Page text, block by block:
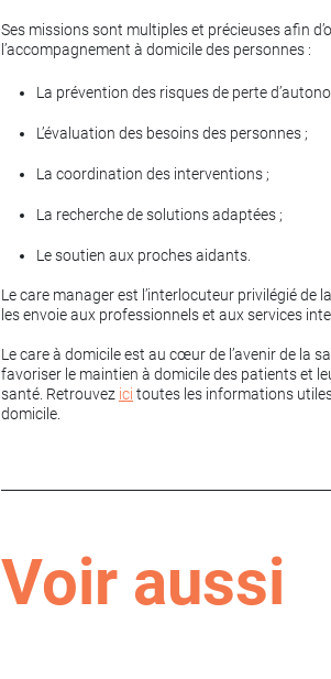
Ses missions sont multiples et précieuses afin
l’accompagnement à domicile des personnes :
La prévention des risques de perte
L’évaluation des besoins des personnes ;
La coordination des interventions ;
La recherche de solutions adaptées ;
Le soutien aux proches aidants.
Le care manager est l’interlocuteur privilégié de
les envoie aux professionnels et aux services
Le care à domicile est au cœur de l’avenir de la
favoriser le maintien à domicile des patients et
santé. Retrouvez ici toutes les informations
domicile.
Voir aussi